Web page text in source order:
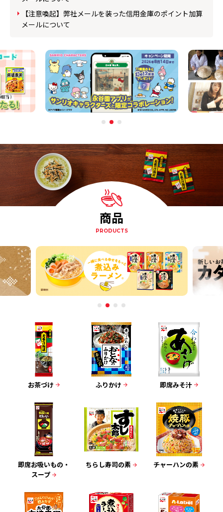
【注意喚起】弊社メールを装った信用金庫のポイント加算
メールについて
商品
PRODUCTS
お茶づけ ふりかけ 即席みそ汁
即席お吸いもの・
スープ
ちらし寿司の素 チャーハンの素